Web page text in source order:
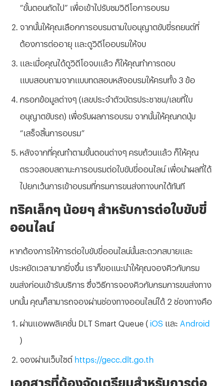
“ขั้นตอนถัดไป” เพื่อเข้าไปรับชมวิดีโอการอบรม
จากนั้นให้คุณเลือกการอบรมตามใบอนุญาตขับขี่รถยนต์ที่
ต้องการต่ออายุ และดูวิดีโออบรมให้จบ
และเมื่อคุณได้ดูวิดีโอจบแล้ว ก็ให้คุณทำการตอบ
แบบสอบถามจากแบบทดสอบหลังอบรมให้ครบทั้ง 3 ข้อ
กรอกข้อมูลต่างๆ (เลขประจำตัวบัตรประชาชน/เลขที่ใบ
อนุญาตขับรถ) เพื่อรับผลการอบรม จากนั้นให้คุณกดปุ่ม
“เสร็จสิ้นการอบรม”
หลังจากที่คุณทำตามขั้นตอนต่างๆ ครบถ้วนแล้ว ก็ให้คุณ
ตรวจสอบสถานะการอบรมต่อใบขับขี่ออนไลน์ เพื่อนำผลที่ได้
ไปยกเว้นการเข้าอบรมที่กรมการขนส่งทางบกได้ทันที
ทริคเล็กๆ น้อยๆ สำหรับการต่อใบขับขี่
ออนไลน์
หากต้องการให้การต่อใบขับขี่ออนไลน์นั้นสะดวกสบายและ
ประหยัดเวลามากยิ่งขึ้น เราก็ขอแนะนำให้คุณจองคิวกับกรม
ขนส่งก่อนเข้ารับบริการ ซึ่งวิธีการจองคิวกับกรมการขนส่งทาง
บกนั้น คุณก็สามารถจองผ่านช่องทางออนไลน์ได้ 2 ช่องทางคือ
ผ่านแอพพลิเคชั่น DLT Smart Queue ( iOS และ Android
)
จองผ่านเว็บไซต์ https://gecc.dlt.go.th
เอกสารที่ต้องจัดเตรียมสำหรับการต่อ